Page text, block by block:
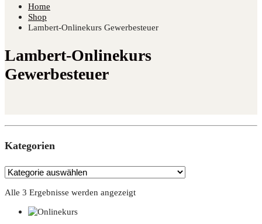
Home
Shop
Lambert-Onlinekurs Gewerbesteuer
Lambert-Onlinekurs
Gewerbesteuer
Kate­go­rien
Alle 3 Ergebnisse werden angezeigt